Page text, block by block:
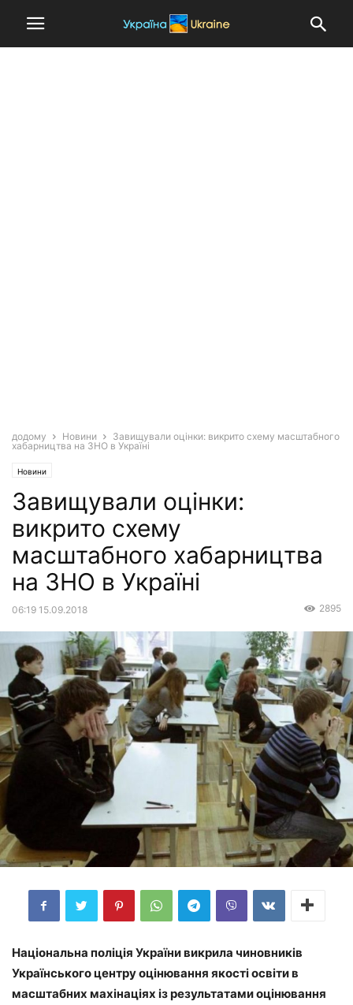
додому Новини
Завищували оцінки: викрито схему масштабного
хабарництва на ЗНО в Україні
Новини
Завищували оцінки:
викрито схему
масштабного хабарництва
на ЗНО в Україні
06:19 15.09.2018 2895
Національна поліція України викрила чиновників
Українського центру оцінювання якості освіти в
масштабних махінаціях із результатами оцінювання